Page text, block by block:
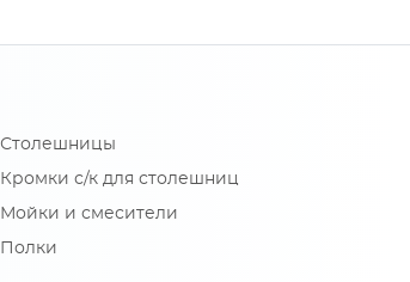
Столешницы
Кромки с/к для столешниц
Мойки и смесители
Полки